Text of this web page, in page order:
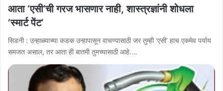
आता ‘एसी’ची गरज भासणार नाही, शास्त्रज्ञांनी शोधला
‘स्मार्ट पेंट’
सिडनी : उन्हाळ्याच्या कडक उन्हापासून वाचण्यासाठी जर तुम्ही ‘एसी’ हाच एकमेव पर्याय
समजत असाल, तर आता ही बातमी तुमच्यासाठी आहे.…